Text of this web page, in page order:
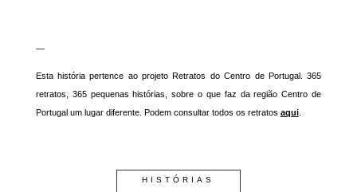
—
Esta história pertence ao projeto Retratos do Centro de Portugal. 365
retratos, 365 pequenas histórias, sobre o que faz da região Centro de
Portugal um lugar diferente. Podem consultar todos os retratos aqui.
HISTÓRIAS